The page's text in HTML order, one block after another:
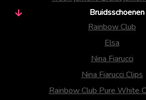
Bruidsschoenen
Rainbow Club
Elsa
Nina Fiarucci
Nina Fiarucci Clips
Rainbow Club Pure White